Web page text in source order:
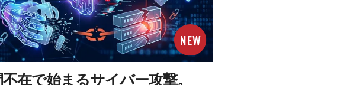
不在で始まるサイバー攻撃。